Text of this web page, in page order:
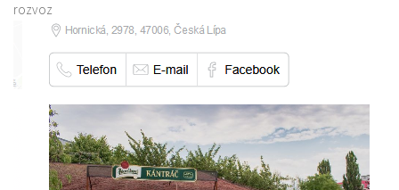
rozvoz